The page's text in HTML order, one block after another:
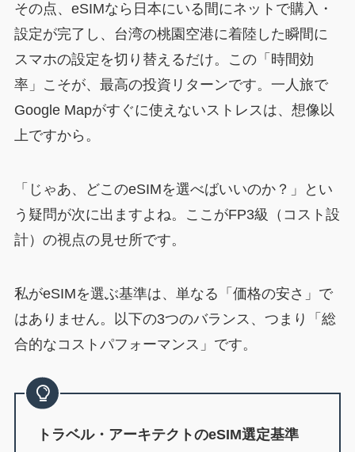
その点、eSIMなら日本にいる間にネットで購入・
設定が完了し、台湾の桃園空港に着陸した瞬間に
スマホの設定を切り替えるだけ。この「時間効
率」こそが、最高の投資リターンです。一人旅で
Google Mapがすぐに使えないストレスは、想像以
上ですから。
「じゃあ、どこのeSIMを選べばいいのか？」とい
う疑問が次に出ますよね。ここがFP3級（コスト設
計）の視点の見せ所です。
私がeSIMを選ぶ基準は、単なる「価格の安さ」で
はありません。以下の3つのバランス、つまり「総
合的なコストパフォーマンス」です。
トラベル・アーキテクトのeSIM選定基準